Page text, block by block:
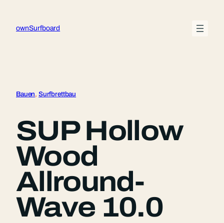
springen
ownSurfboard
Bauen, Surfbrettbau
SUP Hollow
Wood
Allround-
Wave 10.0